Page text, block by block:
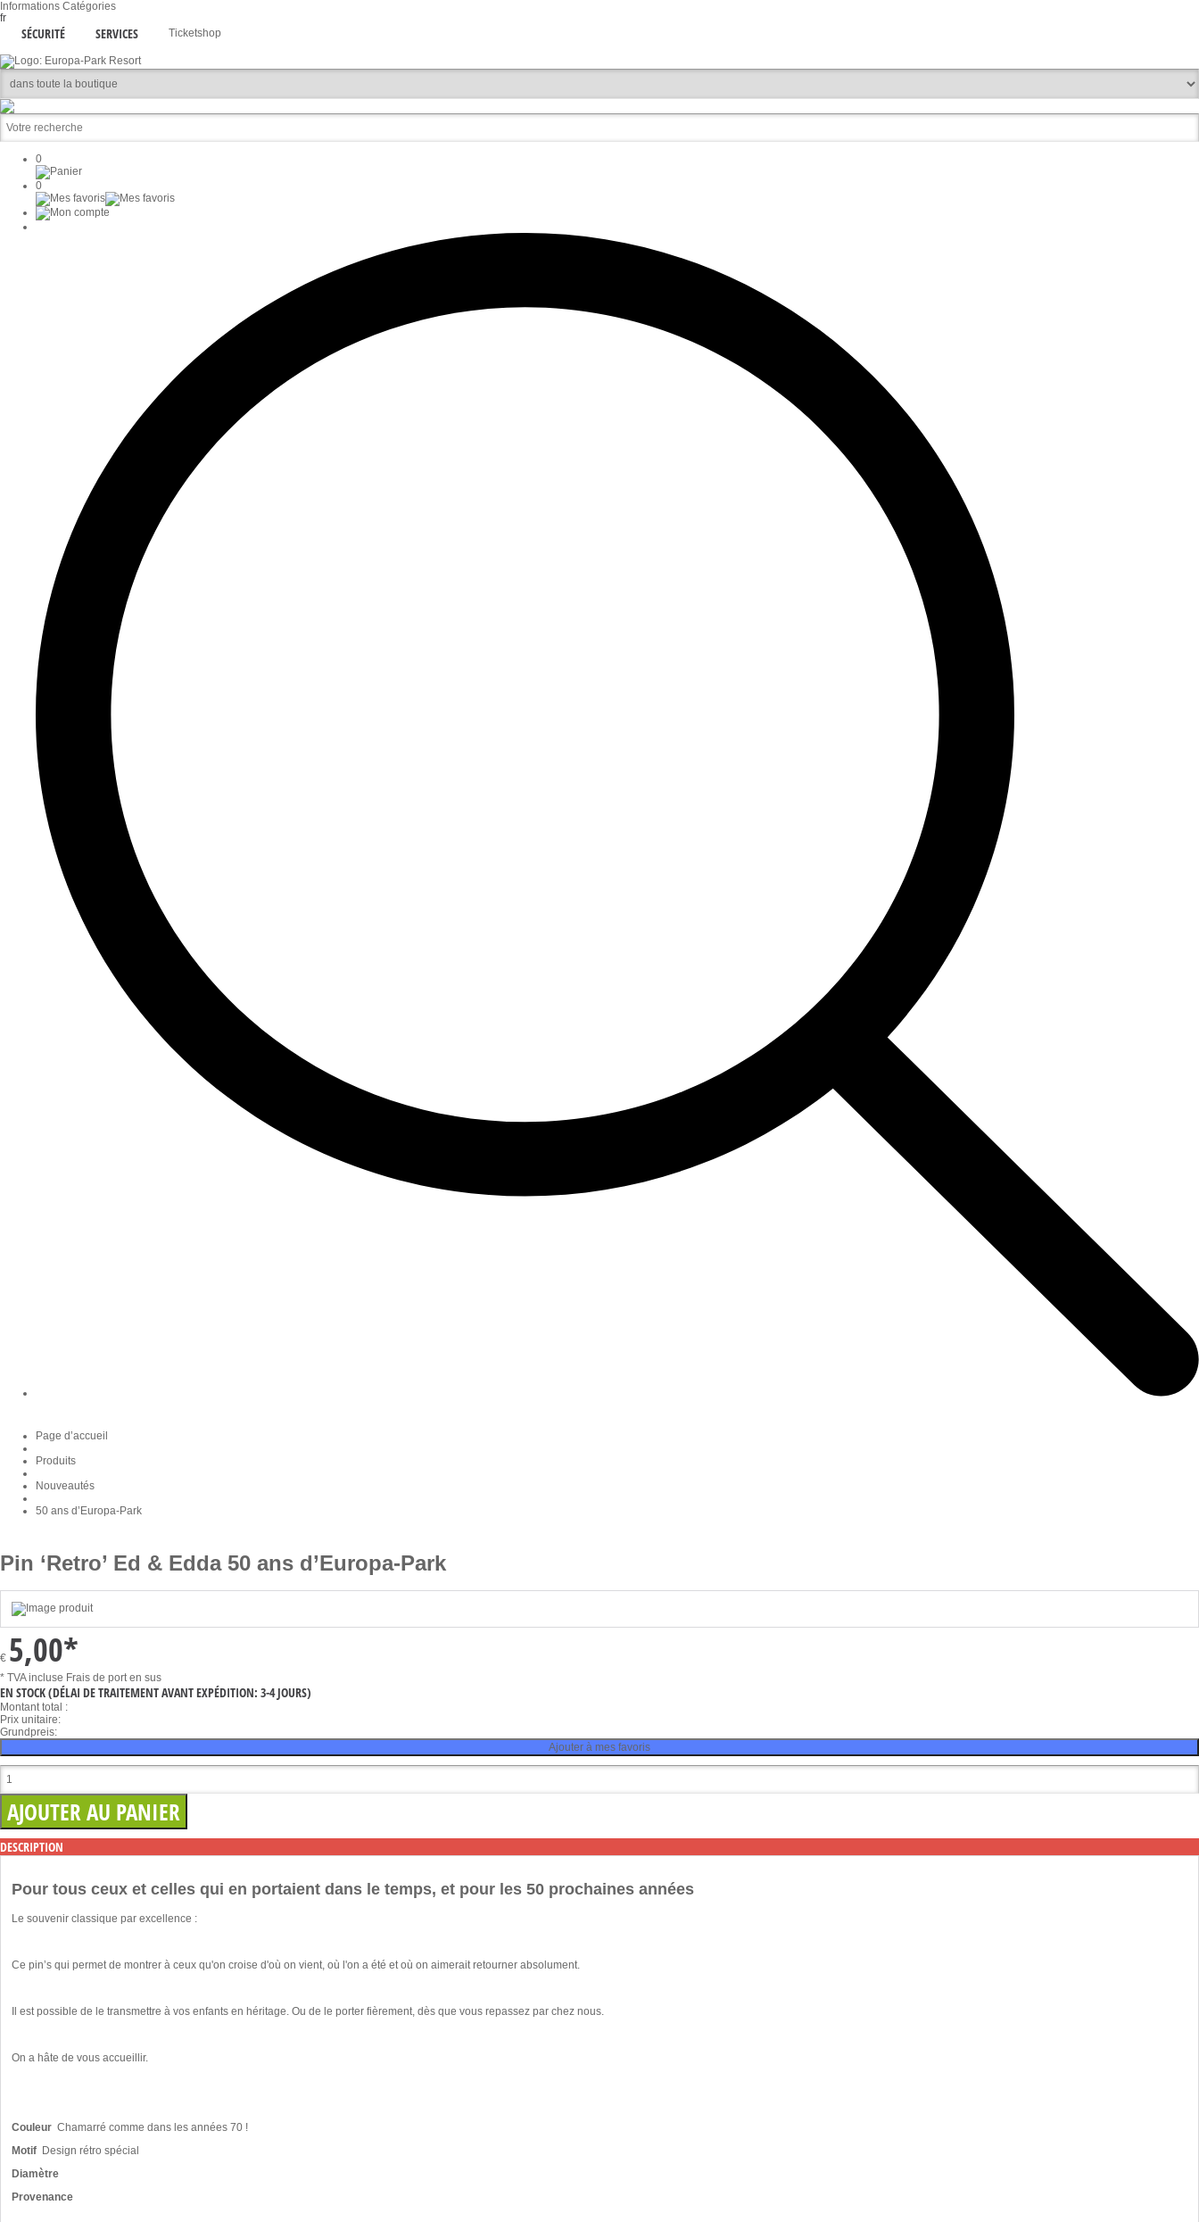
Informations Catégories
fr
SÉCURITÉ SERVICES Ticketshop
0
0
Page d’accueil
Produits
Nouveautés
50 ans d’Europa-Park
Pin ‘Retro’ Ed & Edda 50 ans d’Europa-Park
€ 5,00*
* TVA incluse Frais de port en sus
EN STOCK(DÉLAI DE TRAITEMENT AVANT EXPÉDITION: 3-4 JOURS)
Montant total :
Prix unitaire:
Grundpreis:
Ajouter à mes favoris
DESCRIPTION
Pour tous ceux et celles qui en portaient dans le temps, et pour les 50 prochaines années
Le souvenir classique par excellence :
Ce pin’s qui permet de montrer à ceux qu'on croise d'où on vient, où l'on a été et où on aimerait retourner absolument.
Il est possible de le transmettre à vos enfants en héritage. Ou de le porter fièrement, dès que vous repassez par chez nous.
On a hâte de vous accueillir.
Couleur Chamarré comme dans les années 70 !
Motif Design rétro spécial
Diamètre
Provenance